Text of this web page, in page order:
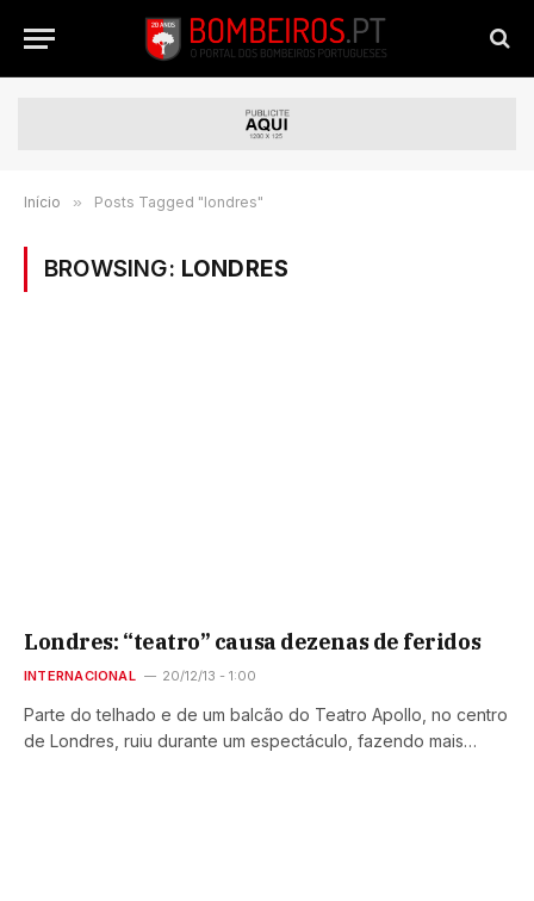
Início » Posts Tagged "londres"
BROWSING: LONDRES
Londres: “teatro” causa dezenas de feridos
INTERNACIONAL 20/12/13 - 1:00
Parte do telhado e de um balcão do Teatro Apollo, no centro
de Londres, ruiu durante um espectáculo, fazendo mais…